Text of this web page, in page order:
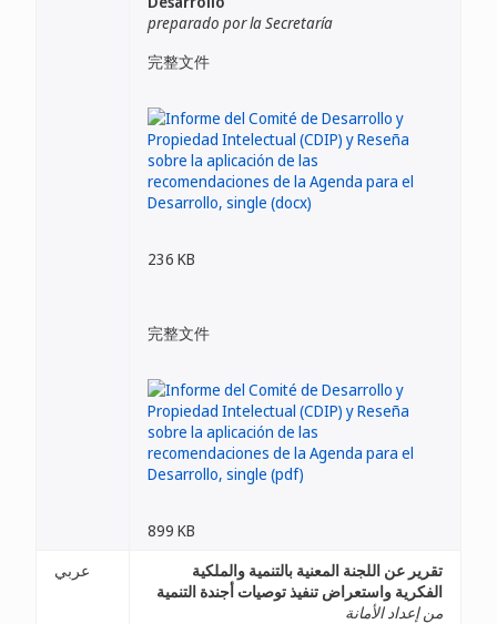
preparado por la Secretaría
完整文件
236 KB
完整文件
899 KB
عربي
تقرير عن اللجنة المعنية بالتنمية والملكية
الفكرية واستعراض تنفيذ توصيات أجندة التنمية
من إعداد الأمانة